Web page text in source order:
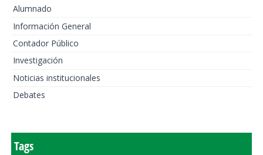
Alumnado
Información General
Contador Público
Investigación
Noticias institucionales
Debates
Tags